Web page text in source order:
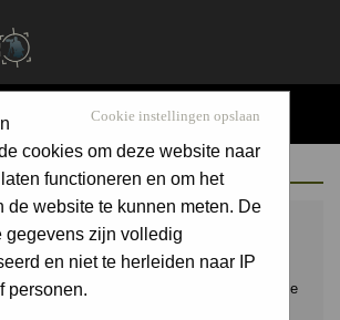
Cookie instellingen opslaan
cookies om deze website naar
functioneren en om het
de website te kunnen meten. De
gegevens zijn volledig
en niet te herleiden naar IP
personen.
voor de natuurfotograaf.
ook jouw mooiste foto's.
het werk van anderen en leer en praat mee
komt kijken!